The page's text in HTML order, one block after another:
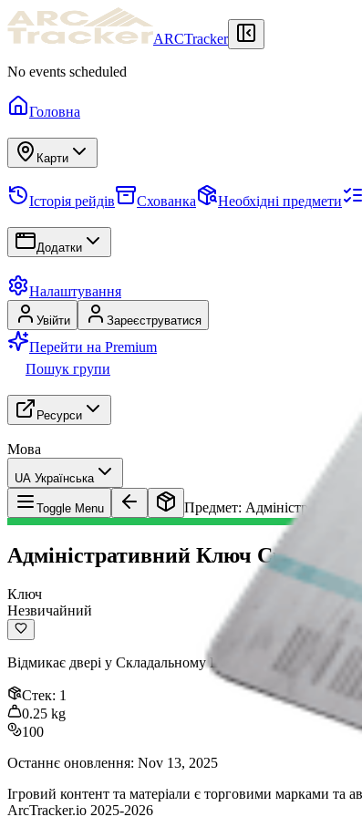
ARCTracker
No events scheduled
Головна
Карти
Історія рейдів Схованка Необхідні предмети
Додатки
Налаштування
Увійти Зареєструватися
Перейти на Premium
Пошук групи
Ресурси
Мова
UA Українська
Toggle Menu Предмет:
Адміністративний Ключ
Ключ
Незвичайний
Відмикає двері у Складальному Цеху в Стелла Монтіс
Стек: 1
0.25 kg
100
Останнє оновлення: Nov 13, 2025
Ігровий контент та матеріали є торговими марками та
ArcTracker.io 2025-2026